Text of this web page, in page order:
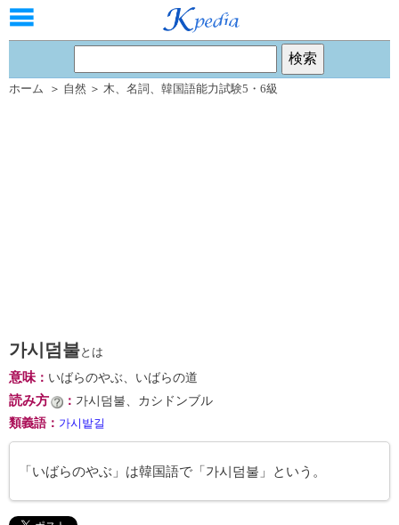
ホーム ＞ 自然 ＞ 木、 名詞 、 韓国語能力試験5・6級
가시덤불とは
意味： いばらのやぶ、いばらの道
読み方 ： 가시덤불、カシドンブル
類義語 ： 가시밭길
「いばらのやぶ」は韓国語で「가시덤불」という。